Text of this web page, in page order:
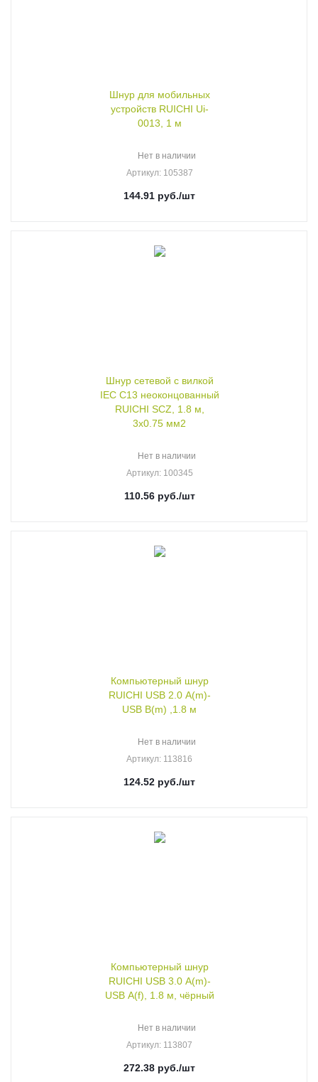
Шнур для мобильных
устройств RUICHI Ui-
0013, 1 м
Нет в наличии
Артикул: 105387
144.91 руб./шт
Шнур сетевой с вилкой
IEC C13 неоконцованный
RUICHI SCZ, 1.8 м,
3х0.75 мм2
Нет в наличии
Артикул: 100345
110.56руб./шт
Компьютерный шнур
RUICHI USB 2.0 A(m)-
USB B(m) ,1.8 м
Нет в наличии
Артикул: 113816
124.52 руб./шт
Компьютерный шнур
RUICHI USB 3.0 A(m)-
USB A(f), 1.8 м, чёрный
Нет в наличии
Артикул: 113807
272.38 руб./шт